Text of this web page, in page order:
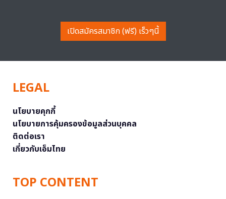
เปิดสมัครสมาชิก (ฟรี) เร็วๆนี้
LEGAL
นโยบายคุกกี้
นโยบายการคุ้มครองข้อมูลส่วนบุคคล
ติดต่อเรา
เกี่ยวกับเอ็มไทย
TOP CONTENT